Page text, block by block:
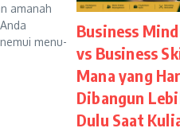
amanah
menu-
Business
vs Business
Mana yang
Dibangun
Dulu Saat